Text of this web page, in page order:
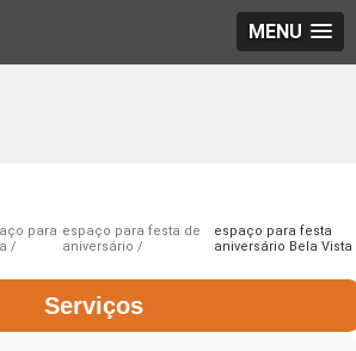
MENU
para espaço para festa de
aniversário
espaço para festa
aniversário Bela Vista
Serviços